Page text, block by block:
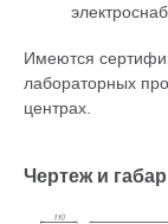
Имеются
лабораторных
центрах.
Чертеж и